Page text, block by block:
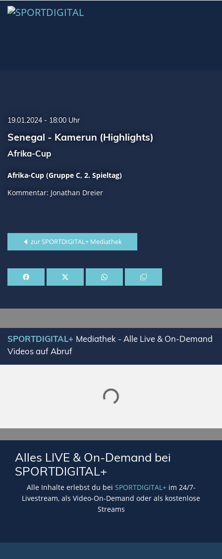
19.01.2024 - 18:00 Uhr
Senegal - Kamerun (Highlights)
Afrika-Cup
Afrika-Cup (Gruppe C, 2. Spieltag)
Kommentar: Jonathan Dreier
zur SPORTDIGITAL+ Mediathek
SPORTDIGITAL+ Mediathek - Alle Live & On-Demand
Videos auf Abruf
Lade SPORTDIGITAL+ Mediathek
Alles LIVE & On-Demand bei
SPORTDIGITAL+
Alle Inhalte erlebst du bei SPORTDIGITAL+im 24/7-
Livestream, als Video-On-Demand oder als kostenlose
Streams